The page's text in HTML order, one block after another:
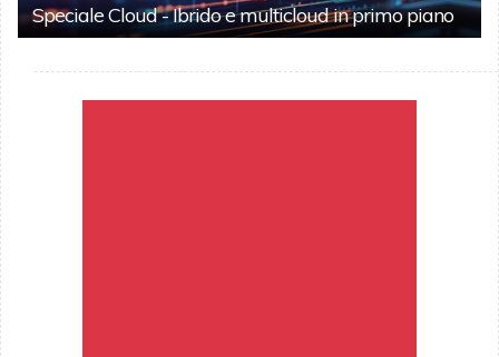
Speciale Cloud - Ibrido e multicloud in primo piano